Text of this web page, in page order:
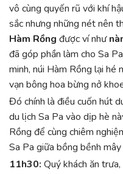
vô cùng quyến rũ với khí
sắc nhưng những nét nên
Hàm Rồng được ví như
đã góp phần làm cho Sa
minh, núi Hàm Rồng lại hé
vạn bông hoa bừng nở
Đó chính là điều cuốn hút
du lịch Sa Pa vào dịp hè
Rồng để cùng chiêm
Sa Pa giữa bồng bềnh
11h30: Quý khách ăn